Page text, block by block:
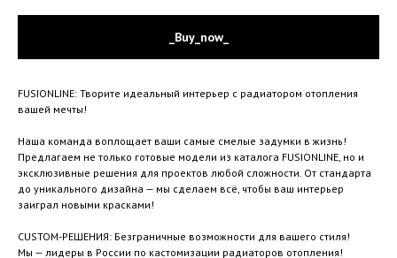
_Buy_now_
FUSIONLINE: Творите идеальный интерьер с радиатором отопления
вашей мечты!
Наша команда воплощает ваши самые смелые задумки в жизнь!
Предлагаем не только готовые модели из каталога FUSIONLINE, но и
эксклюзивные решения для проектов любой сложности. От стандарта
до уникального дизайна — мы сделаем всё, чтобы ваш интерьер
заиграл новыми красками!
CUSTOM-РЕШЕНИЯ: Безграничные возможности для вашего стиля!
Мы — лидеры в России по кастомизации радиаторов отопления!